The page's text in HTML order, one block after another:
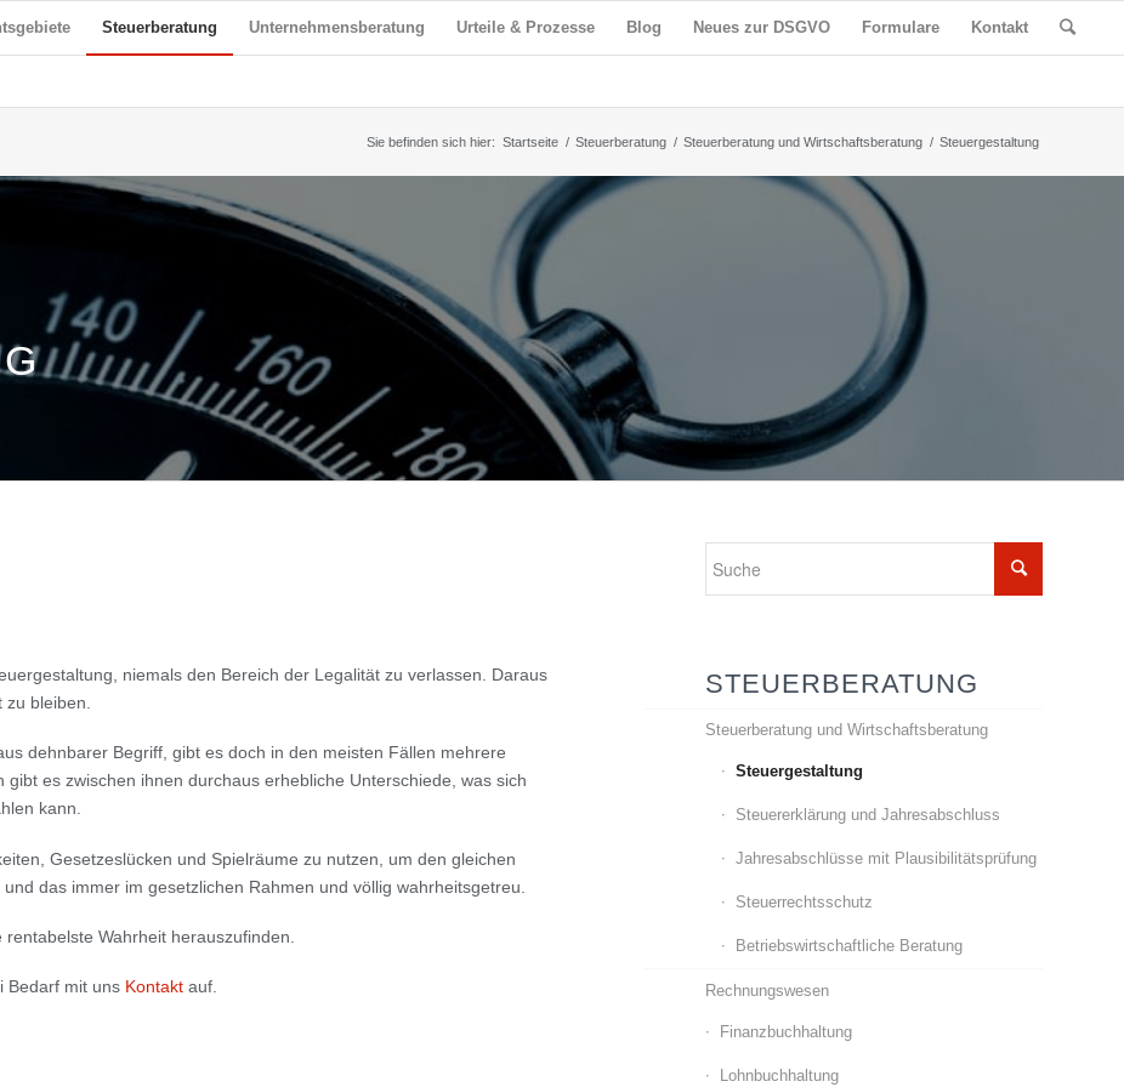
Steuerberatung Unternehmensberatung Urteile & Prozesse Blog Neues zur DSGVO Formulare Kontakt
Sie befinden sich hier: Startseite / Steuerberatung / Steuerberatung und Wirtschaftsberatung / Steuergestaltung
niemals den Bereich der Legalität zu verlassen. Daraus
bleiben.
dehnbarer Begriff, gibt es doch in den meisten Fällen mehrere
es zwischen ihnen durchaus erhebliche Unterschiede, was sich
kann.
Gesetzeslücken und Spielräume zu nutzen, um den gleichen
das immer im gesetzlichen Rahmen und völlig wahrheitsgetreu.
Wahrheit herauszufinden.
Bedarf mit uns Kontakt auf.
STEUERBERATUNG
Steuerberatung und Wirtschaftsberatung
Steuergestaltung
Steuererklärung und Jahresabschluss
Jahresabschlüsse mit Plausibilitätsprüfung
Steuerrechtsschutz
Betriebswirtschaftliche Beratung
Rechnungswesen
Finanzbuchhaltung
Lohnbuchhaltung